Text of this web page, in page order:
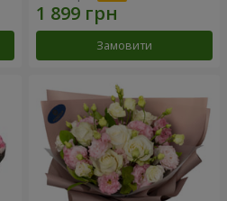
Замовити